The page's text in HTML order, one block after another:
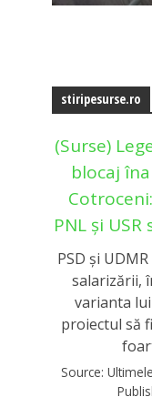
stiripesurse.ro
(Surse)
blocaj
PNL și
PSD și
salarizării,
varianta
proiectul să
Source: